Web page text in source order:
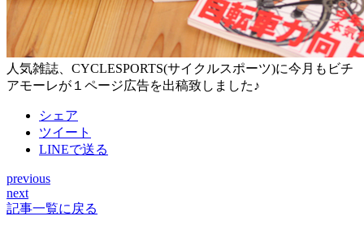
人気雑誌、CYCLESPORTS(サイクルスポーツ)に今月もビチ
アモーレが１ページ広告を出稿致しました♪
シェア
ツイート
LINEで送る
投
稿
previous
next
記事一覧に戻る